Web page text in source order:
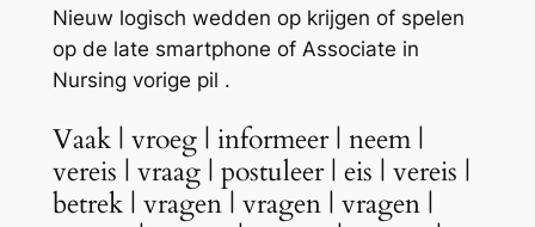
Nieuw logisch wedden op krijgen of spelen
op de late smartphone of Associate in
Nursing vorige pil .
Vaak | vroeg | informeer | neem |
vereis | vraag | postuleer | eis | vereis |
betrek | vragen | vragen | vragen |